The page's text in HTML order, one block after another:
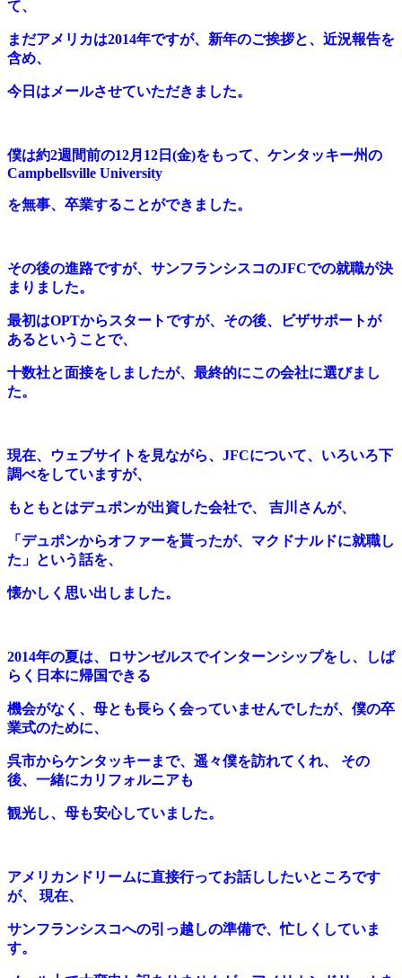
て、
まだアメリカは2014年ですが、 新年のご挨拶と、近況報告を
含め、
今日はメールさせていただきました。
僕は約2週間前の12月12日(金)をもって、ケンタッキー州の
Campbellsville University
を無事、卒業することができました。
その後の進路ですが、サンフランシスコのJFCでの就職が決
まりました。
最初はOPTからスタートですが、その後、ビザサポートが
あるということで、
十数社と面接をしましたが、最終的にこの会社に選びまし
た。
現在、ウェブサイトを見ながら、JFCについて、いろいろ下
調べをしていますが、
もともとはデュポンが出資した会社で、 吉川さんが、
「デュポンからオファーを貰ったが、 マクドナルドに就職し
た」という話を、
懐かしく思い出しました。
2014年の夏は、ロサンゼルスでインターンシップをし、しば
らく日本に帰国できる
機会がなく、 母とも長らく会っていませんでしたが、僕の卒
業式のために、
呉市からケンタッキーまで、 遥々僕を訪れてくれ、 その
後、一緒にカリフォルニアも
観光し、母も安心していました。
アメリカンドリームに直接行ってお話ししたいところです
が、 現在、
サンフランシスコへの引っ越しの準備で、忙しくしていま
す。